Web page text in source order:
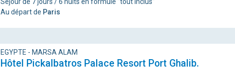
Séjour de 7 jours / 6 nuits en formule "tout inclus"
Au départ de Paris
EGYPTE - MARSA ALAM
Hôtel Pickalbatros Palace Resort Port Ghalib.